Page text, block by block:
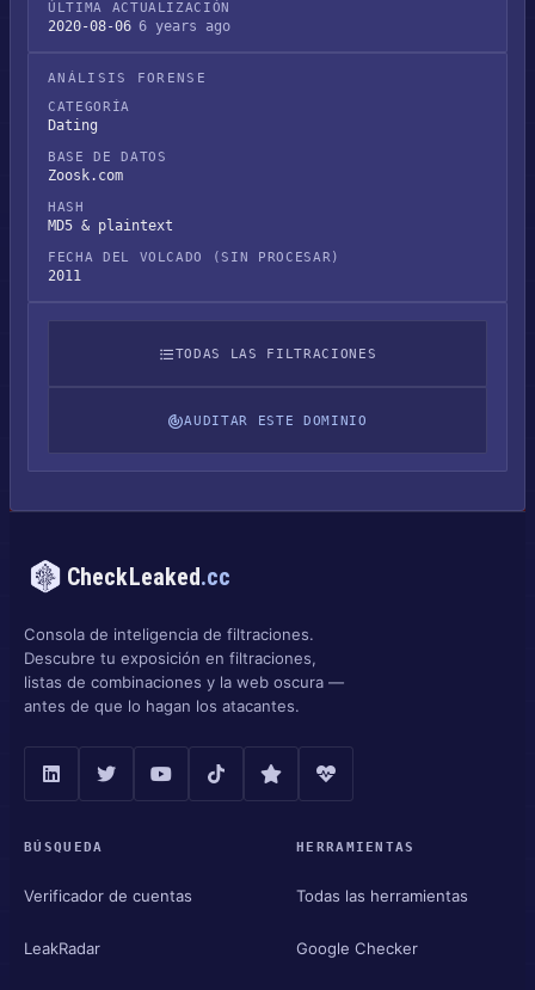
ÚLTIMA ACTUALIZACIÓN
2020-08-06 6 years ago
ANÁLISIS FORENSE
CATEGORÍA
Dating
BASE DE DATOS
Zoosk.com
HASH
MD5 & plaintext
FECHA DEL VOLCADO (SIN PROCESAR)
2011
TODAS LAS FILTRACIONES
AUDITAR ESTE DOMINIO
CheckLeaked.cc
Consola de inteligencia de filtraciones.
Descubre tu exposición en filtraciones,
listas de combinaciones y la web oscura —
antes de que lo hagan los atacantes.
BÚSQUEDA
Verificador de cuentas
LeakRadar
HERRAMIENTAS
Todas las herramientas
Google Checker